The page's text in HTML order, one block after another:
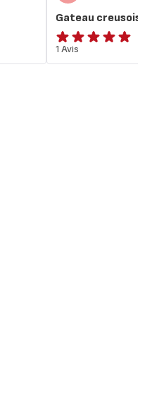
Gateau creusois
Avis
5
1 Avis